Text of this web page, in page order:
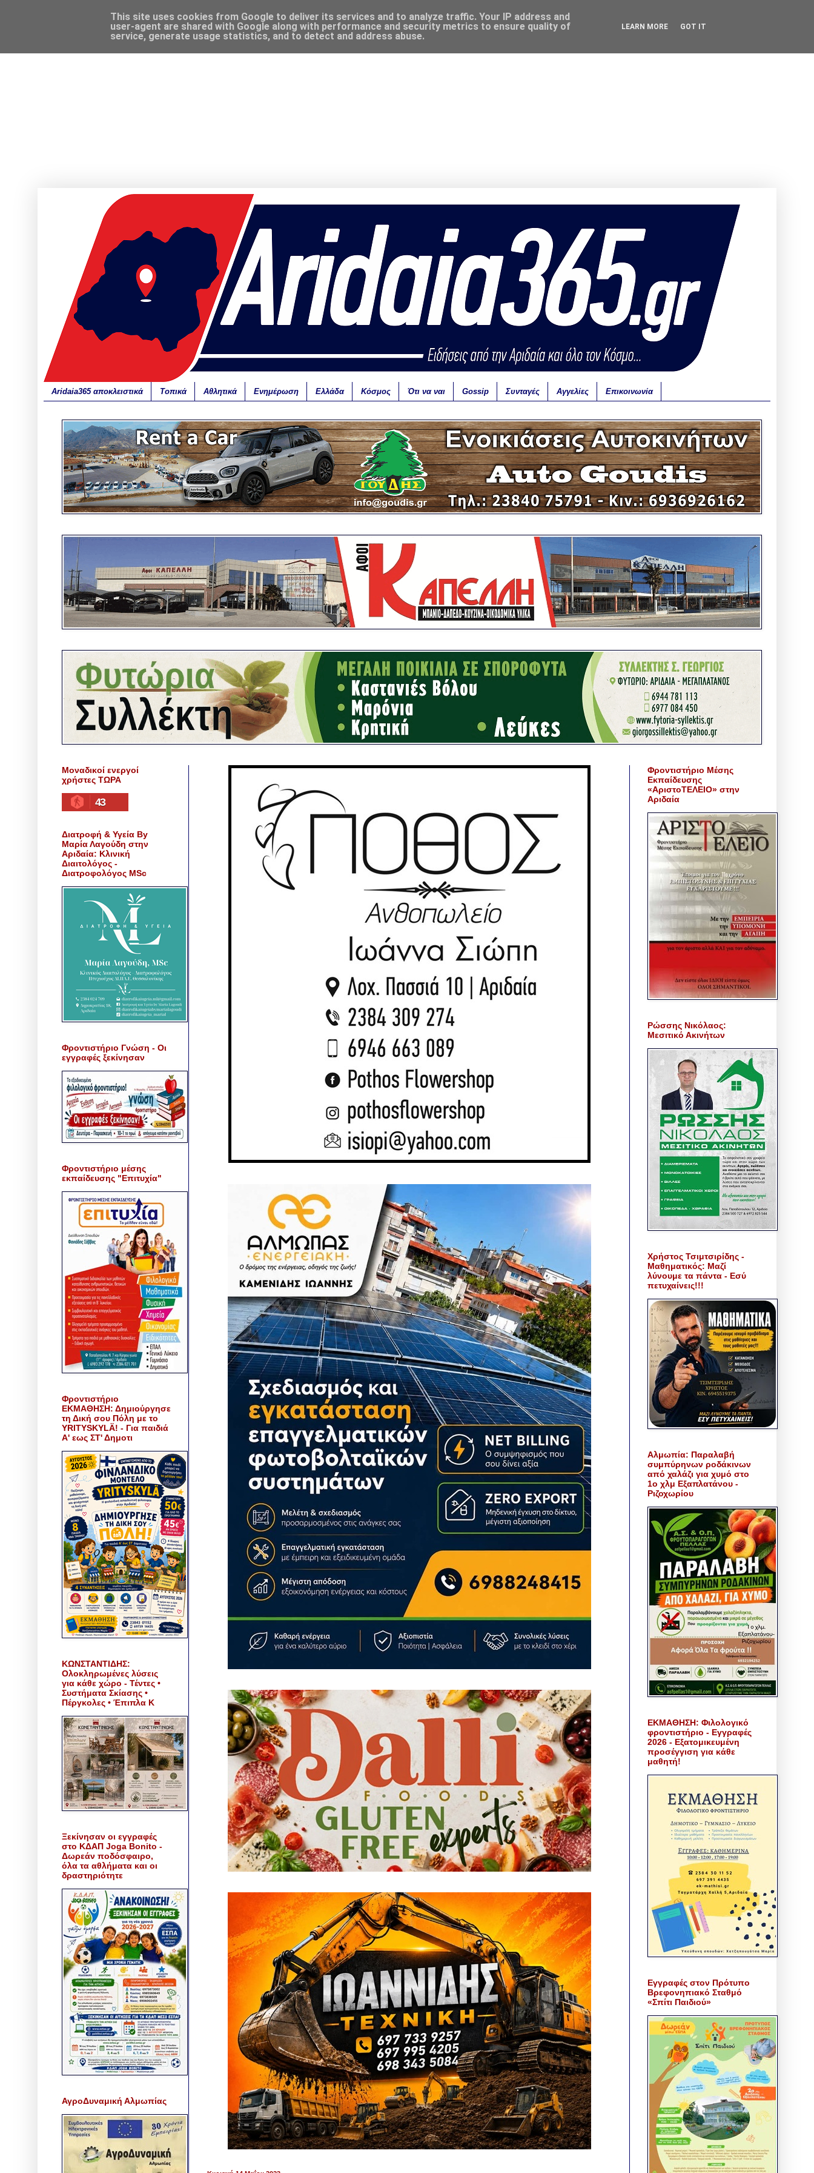
Aridaia365 αποκλειστικά Τοπικά Αθλητικά Ενημέρωση Ελλάδα Κόσμος Ότι να ναι Gossip Συνταγές Αγγελίες Επικοινωνία
Μοναδικοί ενεργοί
χρήστες ΤΩΡΑ
43
Διατροφή & Υγεία By
Μαρία Λαγούδη στην
Αριδαία: Κλινική
Διαιτολόγος -
Διατροφολόγος MSc
Φροντιστήριο Γνώση - Οι
εγγραφές ξεκίνησαν
Φροντιστήριο μέσης
εκπαίδευσης "Επιτυχία"
Φροντιστήριο
ΕΚΜΑΘΗΣΗ: Δημιούργησε
τη Δική σου Πόλη με το
YRITYSKYLÄ! - Για παιδιά
Α' εως ΣΤ' Δημοτι
ΚΩΝΣΤΑΝΤΙΔΗΣ:
Ολοκληρωμένες λύσεις
για κάθε χώρο - Τέντες •
Συστήματα Σκίασης •
Πέργκολες • Έπιπλα Κ
Ξεκίνησαν οι εγγραφές
στο ΚΔΑΠ Joga Bonito -
Δωρεάν ποδόσφαιρο,
όλα τα αθλήματα και οι
δραστηριότητε
ΑγροΔυναμική Αλμωπίας
Φροντιστήριο Μέσης
Εκπαίδευσης
«ΑριστοΤΕΛΕΙΟ» στην
Αριδαία
Ρώσσης Νικόλαος:
Μεσιτικό Ακινήτων
Χρήστος Τσιμτσιρίδης -
Μαθηματικός: Μαζί
λύνουμε τα πάντα - Εσύ
πετυχαίνεις!!!
Αλμωπία: Παραλαβή
συμπύρηνων ροδάκινων
από χαλάζι για χυμό στο
1ο χλμ Εξαπλατάνου -
Ριζοχωρίου
ΕΚΜΑΘΗΣΗ: Φιλολογικό
φροντιστήριο - Εγγραφές
2026 - Εξατομικευμένη
προσέγγιση για κάθε
μαθητή!
Εγγραφές στον Πρότυπο
Βρεφονηπιακό Σταθμό
«Σπίτι Παιδιού»
This site uses cookies from Google to deliver its services and to analyze traffic. Your IP address and
user-agent are shared with Google along with performance and security metrics to ensure quality of
service, generate usage statistics, and to detect and address abuse.
LEARN MORE GOT IT